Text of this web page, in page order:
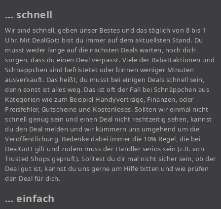
… schnell
Wir sind schnell, geben unser Bestes und das täglich von 8 bis 1
Uhr. Mit DealGott bist du immer auf dem aktuellsten Stand. Du
musst weder lange auf die nächsten Deals warten, noch dich
sorgen, dass du einen Deal verpasst. Viele der Rabattaktionen und
Schnäppchen sind befristetet oder binnen weniger Minuten
ausverkauft. Das heißt, du musst bei einigen Deals schnell sein,
denn sonst ist alles weg. Das ist oft der Fall bei Schnäppchen aus
Kategorien wie zum Beispiel Handyverträge, Finanzen, oder
Preisfehler, Gutscheine und Kostenloses. Sollten wir einmal nicht
schnell genug sein und einen Deal nicht rechtzeitig sehen, kannst
du den Deal melden und wir kümmern uns umgehend um die
Veröffentlichung. Bedenke dabei immer die 10% Regel, die bei
DealGott gilt und zudem muss der Händler seriös sein (z.B. von
Trusted Shops geprüft). Solltest du dir mal nicht sicher sein, ob der
Deal gut ist, kannst du uns gerne um Hilfe bitten und wie prüfen
den Deal für dich.
… einfach